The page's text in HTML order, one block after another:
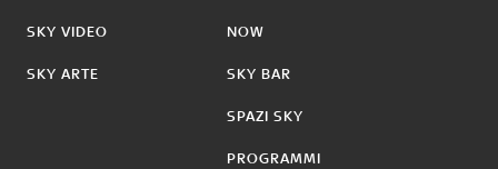
SKY VIDEO
SKY ARTE
NOW
SKY BAR
SPAZI SKY
PROGRAMMI